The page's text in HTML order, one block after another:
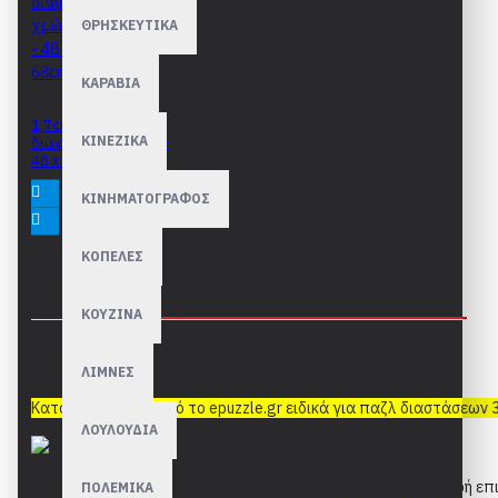
ΘΡΗΣΚΕΥΤΙΚΑ
ΚΑΡΑΒΙΑ
ΚΙΝΕΖΙΚΑ
ΚΙΝΗΜΑΤΟΓΡΑΦΟΣ
ΚΟΠΕΛΕΣ
ΚΟΥΖΙΝΑ
ΛΙΜΝΕΣ
ΛΟΥΛΟΥΔΙΑ
ΠΟΛΕΜΙΚΑ
1,7cm Κορνίζες σε
διάφορα χρώματα -
48 x 68cm
41,90€
Κορνίζα ayous προφίλ 1,5 x 3cm
Κατασκευάζεται από το epuzzle.gr ειδικά για παζλ διαστάσεων
Συνοδεύεται από ακόμη μια, λίγο μεγαλύτερη, χάρτινη σκληρή